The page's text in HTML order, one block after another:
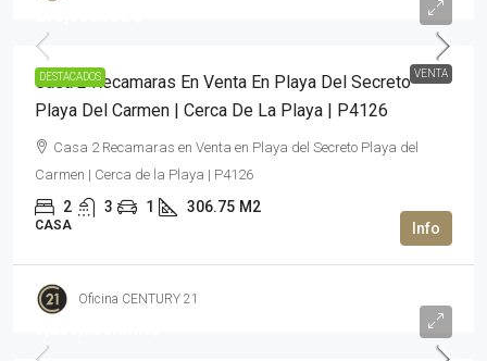
DESTACADOS VENTA
Casa 2 Recamaras En Venta En Playa Del Secreto
Playa Del Carmen | Cerca De La Playa | P4126
Casa 2 Recamaras en Venta en Playa del Secreto Playa del
Carmen | Cerca de la Playa | P4126
2 3 1 306.75 M2
CASA
Oficina CENTURY 21